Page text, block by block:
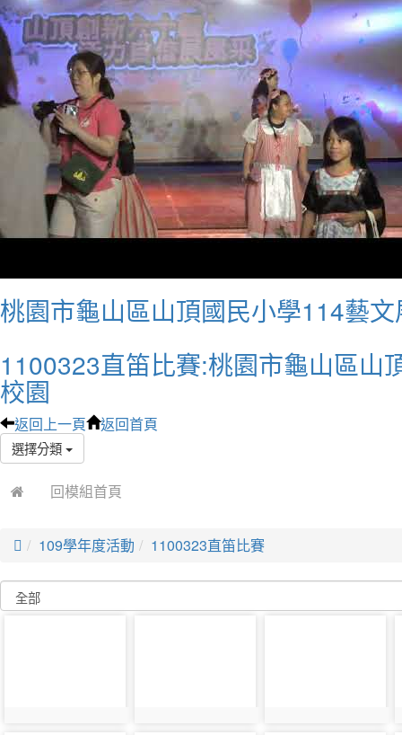
桃園市龜山區山頂國民小學114藝
1100323直笛比賽:桃園市龜山區山
校園
返回上一頁 返回首頁
選擇分類
回模組首頁
 109學年度活動 1100323直笛比賽